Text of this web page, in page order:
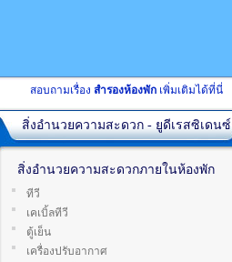
สอบถามเรื่อง สำรองห้องพัก เพิ่มเติมได้ที่นี่
สิ่งอำนวยความสะดวก - ยูดีเรสซิเดนซ์
สิ่งอำนวยความสะดวกภายในห้องพัก
ทีวี
เคเบิ้ลทีวี
ตู้เย็น
เครื่องปรับอากาศ